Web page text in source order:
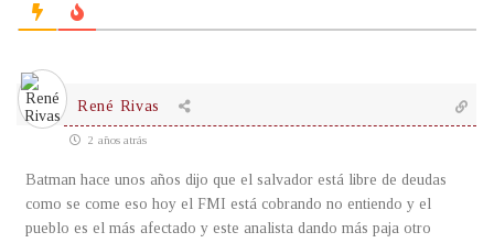
René Rivas
2 años atrás
Batman hace unos años dijo que el salvador está libre de deudas
como se come eso hoy el FMI está cobrando no entiendo y el
pueblo es el más afectado y este analista dando más paja otro